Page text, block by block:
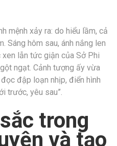
mệnh xảy ra: do hiểu lầm, cả
Sáng hôm sau, ánh nắng len
xen lẫn tức giận của Sở Phi
ngạt. Cảnh tượng ấy vừa
đập loạn nhịp, điển hình
trước, yêu sau”.
trong
và tạo